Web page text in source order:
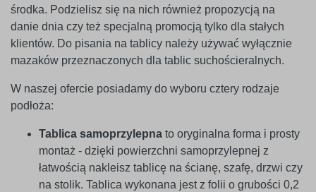
środka. Podzielisz się na nich również propozycją na
danie dnia czy też specjalną promocją tylko dla stałych
klientów. Do pisania na tablicy należy używać wyłącznie
mazaków przeznaczonych dla tablic suchościeralnych.
W naszej ofercie posiadamy do wyboru cztery rodzaje
podłoża:
Tablica samoprzylepna to oryginalna forma i prosty
montaż - dzięki powierzchni samoprzylepnej z
łatwością nakleisz tablicę na ścianę, szafę, drzwi czy
na stolik. Tablica wykonana jest z folii o grubości 0,2